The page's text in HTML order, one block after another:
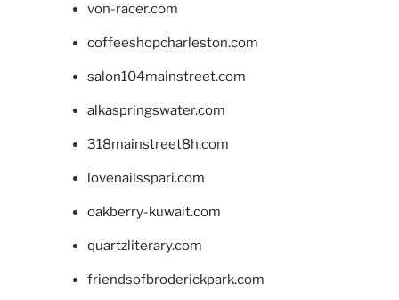
von-racer.com
coffeeshopcharleston.com
salon104mainstreet.com
alkaspringswater.com
318mainstreet8h.com
lovenailsspari.com
oakberry-kuwait.com
quartzliterary.com
friendsofbroderickpark.com